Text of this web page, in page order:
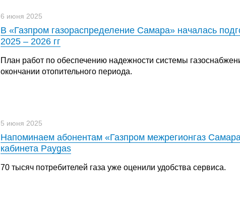
6 июня 2025
В «Газпром газораспределение Самара» началась
2025 – 2026 гг
План работ по обеспечению надежности системы
окончании отопительного периода.
5 июня 2025
Напоминаем абонентам «Газпром межрегионгаз
кабинета Paygas
70 тысяч потребителей газа уже оценили удобства сервиса.